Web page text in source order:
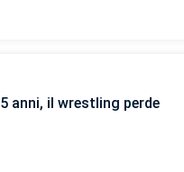
anni, il wrestling perde